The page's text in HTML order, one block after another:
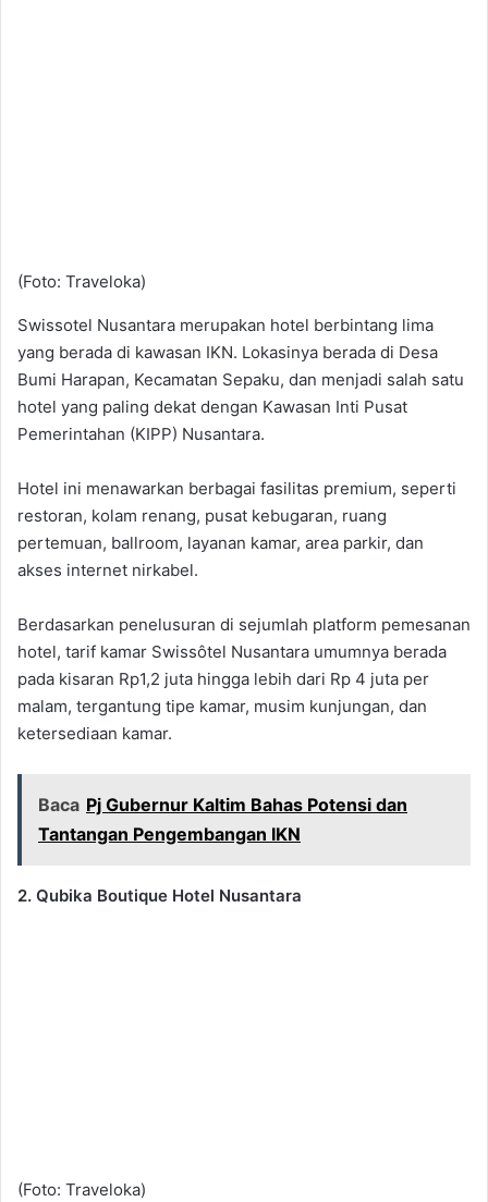
(Foto: Traveloka)
Swissotel Nusantara merupakan hotel berbintang lima
yang berada di kawasan IKN. Lokasinya berada di Desa
Bumi Harapan, Kecamatan Sepaku, dan menjadi salah satu
hotel yang paling dekat dengan Kawasan Inti Pusat
Pemerintahan (KIPP) Nusantara.
Hotel ini menawarkan berbagai fasilitas premium, seperti
restoran, kolam renang, pusat kebugaran, ruang
pertemuan, ballroom, layanan kamar, area parkir, dan
akses internet nirkabel.
Berdasarkan penelusuran di sejumlah platform pemesanan
hotel, tarif kamar Swissôtel Nusantara umumnya berada
pada kisaran Rp1,2 juta hingga lebih dari Rp 4 juta per
malam, tergantung tipe kamar, musim kunjungan, dan
ketersediaan kamar.
Baca Pj Gubernur Kaltim Bahas Potensi dan
Tantangan Pengembangan IKN
2. Qubika Boutique Hotel Nusantara
(Foto: Traveloka)